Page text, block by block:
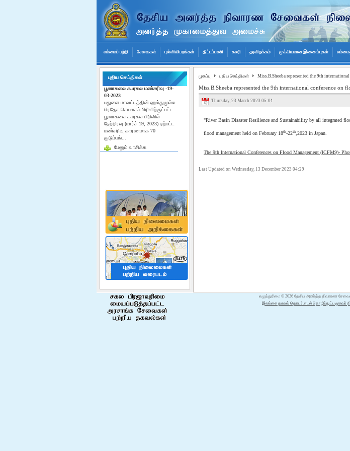
எம்மைப் பற்றி சேவைகள் புள்ளிவிபரங்கள் திட்டப்பணி கலரி தரவிறக்கம் முக்கியமான இணைப்புகள்
முகப்பு புதிய செய்திகள் Miss.B.Sheeba represented the 9th
Miss.B.Sheeba represented the 9th international conference on
Thursday, 23 March 2023 05:01
"River Basin Disaster Resilience and Sustainability by all integrated
flood management held on February 18th-22th ,2023 in Japan.
The 9th International Conferences on Flood Management (ICFM9)-
Last Updated on Wednesday, 13 December 2023 04:29
புதிய செய்திகள்
பூனாகலை கபரகல மண்சரிவு -19-
03-2023
பதுளை மாவட்டத்தின் ஹல்துமுல்ல
பிரதேச செயலகப் பிரிவிற்குட்பட்ட
பூனாகலை கபரகல பிரிவில்
நேற்றிரவு (மார்ச் 19, 2023) ஏற்பட்ட
மண்சரிவு காரணமாக 70
குடும்பங்...
9th international conference on
flood management in Japan
"River Basin Disaster Resilience
and Sustainability by all integrated
flood Management in the post-
Covid 19 Era" Miss.B.Sheeba
represented the 9th int...
மேலும் வாசிக்க
Disaster Management Division
Vacancies
மேலும் வாசிக்க
எழுத்துரிமை © 2026 தேசிய அனர்த்த நிவாரண
இலங்கை தகவல் தொடர்பாடல் தொழில்நுட்ப முகவர்